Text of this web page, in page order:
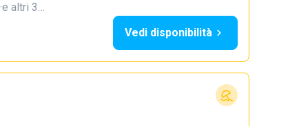
·e altri 3…
Vedi disponibilità